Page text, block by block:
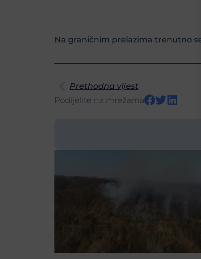
Na graničnim prelazima trenutno
Prethodna vijest
Podijelite na mrežama